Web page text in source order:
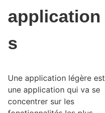
application
s
Une application légère est
une application qui va se
concentrer sur les